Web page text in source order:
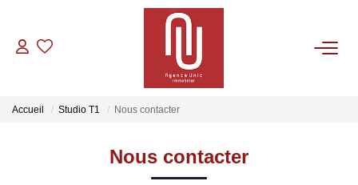
VENTES
GESTION
Accueil Studio T1 Nous contacter
Nous contacter